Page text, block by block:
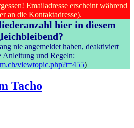
Emailadresse erscheint während
an die Kontaktadresse).
hier in diesem
nie angemeldet haben, deaktiviert
Anleitung und Regeln:
viewtopic.php?t=455)
Tacho